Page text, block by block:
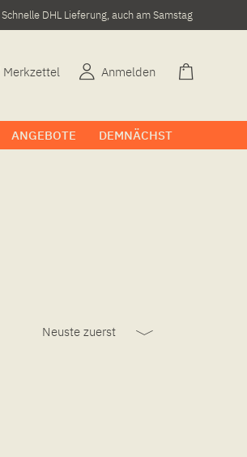
Schnelle DHL Lieferung, auch am Samstag
Merkzettel Anmelden
ANGEBOTE DEMNÄCHST